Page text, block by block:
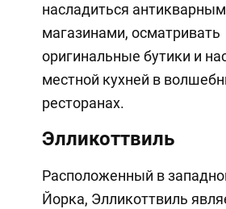
насладиться
магазинами, осматривать
оригинальные бутики и
местной кухней в
ресторанах.
Элликоттвиль
Расположенный в
Йорка, Элликоттвиль